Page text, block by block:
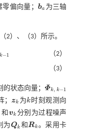
偏向量； ba
ba 为三轴
2）、（3）所示。
k−1 （2）
（3）
的状态向量； Φk, k−1
Φk, k-1
；zk
zk 为k
k 时刻观测向
和 vk
vk 分别为过程噪声
为Qk
Qk 和Rk
Rk 。采用卡